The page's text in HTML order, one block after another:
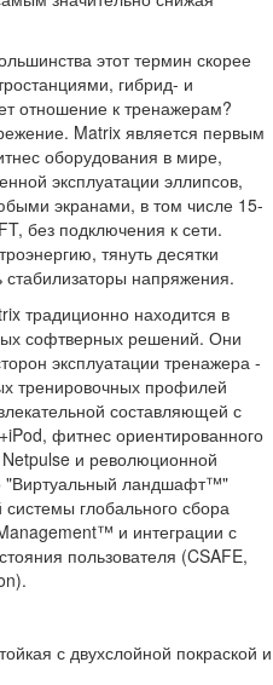
этот термин скорее
гибрид- и
отношение к тренажерам?
Matrix является первым
оборудования в мире,
эксплуатации эллипсов,
экранами, в том числе 15-
без подключения к сети.
тянуть десятки
стабилизаторы напряжения.
традиционно находится в
софтверных решений. Они
эксплуатации тренажера -
тренировочных профилей
составляющей с
фитнес ориентированного
и революционной
"Виртуальный ландшафт™"
глобального сбора
и интеграции с
пользователя (CSAFE,
с двухслойной покраской и